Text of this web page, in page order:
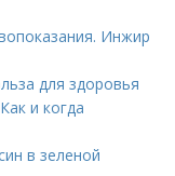
Инжир
для здоровья
и когда
в зеленой